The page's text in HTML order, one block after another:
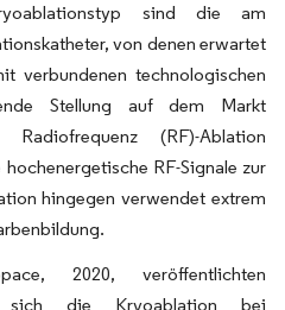
sind die am
von denen erwartet
verbundenen technologischen
Stellung auf dem Markt
(RF)-Ablation
RF-Signale zur
hingegen verwendet extrem
2020, veröffentlichten
sich die Kryoablation bei